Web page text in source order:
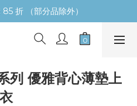
折 （部分品除外）
列 優雅背心薄墊上
衣​